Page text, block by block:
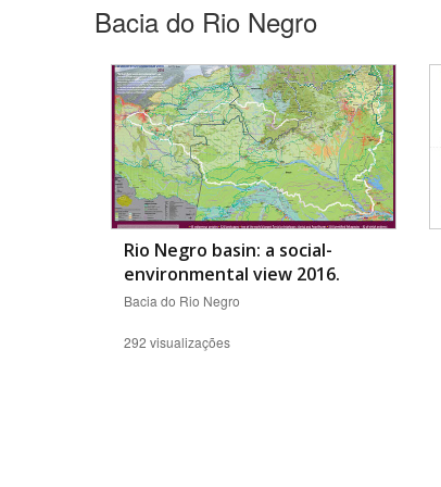
Bacia do Rio Negro
Rio Negro basin: a social-
environmental view 2016.
Bacia do Rio Negro
292 visualizações